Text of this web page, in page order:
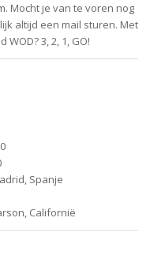
Mocht je van te voren nog
altijd een mail sturen. Met
3, 2, 1, GO!
Spanje
Californië